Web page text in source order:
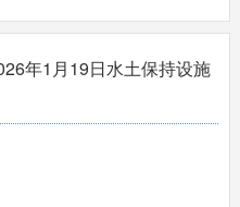
年1月19日水土保持设施